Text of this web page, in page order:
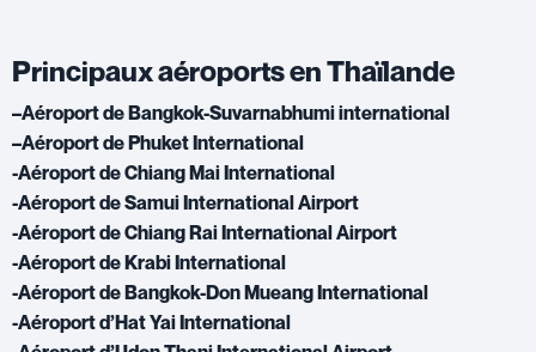
Principaux aéroports en Thaïlande
–Aéroport de Bangkok-Suvarnabhumi international
–Aéroport de Phuket International
-Aéroport de Chiang Mai International
-Aéroport de Samui International Airport
-Aéroport de Chiang Rai International Airport
-Aéroport de Krabi International
-Aéroport de Bangkok-Don Mueang International
-Aéroport d’Hat Yai International